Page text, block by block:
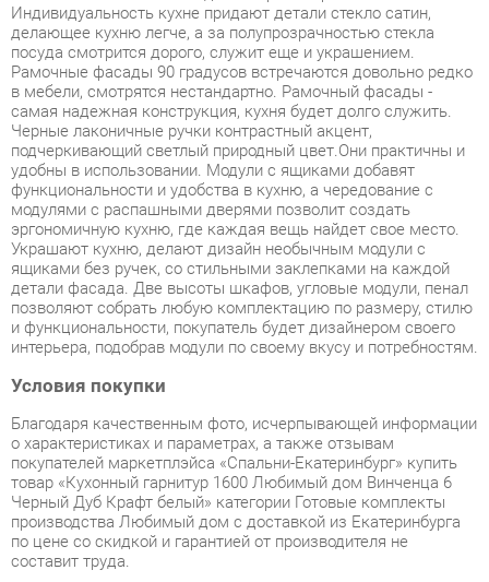
в мебели, смотрятся нестандартно. Рамочный фасады -
самая надежная конструкция, кухня будет долго служить.
Черные лаконичные ручки контрастный акцент,
подчеркивающий светлый природный цвет.Они практичны и
удобны в использовании. Модули с ящиками добавят
функциональности и удобства в кухню, а чередование с
модулями с распашными дверями позволит создать
эргономичную кухню, где каждая вещь найдет свое место.
Украшают кухню, делают дизайн необычным модули с
ящиками без ручек, со стильными заклепками на каждой
детали фасада. Две высоты шкафов, угловые модули, пенал
позволяют собрать любую комплектацию по размеру, стилю
и функциональности, покупатель будет дизайнером своего
интерьера, подобрав модули по своему вкусу и потребностям.
Условия покупки
Благодаря качественным фото, исчерпывающей информации
о характеристиках и параметрах, а также отзывам
товар «Кухонный гарнитур 1600 Любимый дом Винченца 6
производства Любимый дом с доставкой из Екатеринбурга
по цене со скидкой и гарантией от производителя не
составит труда.
Мы отправляем заказы в доставку ежедневно. Товары из
ассортимента в наличии на складе в Екатеринбурге вы
получите не позднее48-ми часовс момента оформления
заказа. Дополнительно вы можете заказать подъём на этаж
и сборку мебельных изделий.